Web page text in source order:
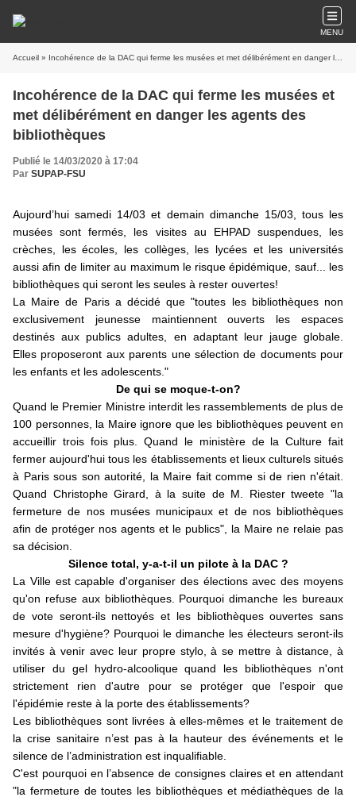
MENU
Accueil » Incohérence de la DAC qui ferme les musées et met délibérément en danger les agents des bibliothèques
Incohérence de la DAC qui ferme les musées et
met délibérément en danger les agents des
bibliothèques
Publié le 14/03/2020 à 17:04
Par SUPAP-FSU
Aujourd’hui samedi 14/03 et demain dimanche 15/03, tous les
musées sont fermés, les visites au EHPAD suspendues, les
crèches, les écoles, les collèges, les lycées et les universités
aussi afin de limiter au maximum le risque épidémique, sauf... les
bibliothèques qui seront les seules à rester ouvertes!
La Maire de Paris a décidé que "toutes les bibliothèques non
exclusivement jeunesse maintiennent ouverts les espaces
destinés aux publics adultes, en adaptant leur jauge globale.
Elles proposeront aux parents une sélection de documents pour
les enfants et les adolescents."
De qui se moque-t-on?
Quand le Premier Ministre interdit les rassemblements de plus de
100 personnes, la Maire ignore que les bibliothèques peuvent en
accueillir trois fois plus. Quand le ministère de la Culture fait
fermer aujourd'hui tous les établissements et lieux culturels situés
à Paris sous son autorité, la Maire fait comme si de rien n'était.
Quand Christophe Girard, à la suite de M. Riester tweete "la
fermeture de nos musées municipaux et de nos bibliothèques
afin de protéger nos agents et le publics", la Maire ne relaie pas
sa décision.
Silence total, y-a-t-il un pilote à la DAC ?
La Ville est capable d'organiser des élections avec des moyens
qu'on refuse aux bibliothèques. Pourquoi dimanche les bureaux
de vote seront-ils nettoyés et les bibliothèques ouvertes sans
mesure d'hygiène? Pourquoi le dimanche les électeurs seront-ils
invités à venir avec leur propre stylo, à se mettre à distance, à
utiliser du gel hydro-alcoolique quand les bibliothèques n'ont
strictement rien d'autre pour se protéger que l'espoir que
l'épidémie reste à la porte des établissements?
Les bibliothèques sont livrées à elles-mêmes et le traitement de
la crise sanitaire n’est pas à la hauteur des événements et le
silence de l’administration est inqualifiable.
C'est pourquoi en l’absence de consignes claires et en attendant
"la fermeture de toutes les bibliothèques et médiathèques de la